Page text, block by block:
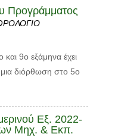
Προγράμματος
9ο εξάμηνα έχει
μια διόρθωση στο 5ο
Εξ. 2022-
Μηχ. & Εκπ.